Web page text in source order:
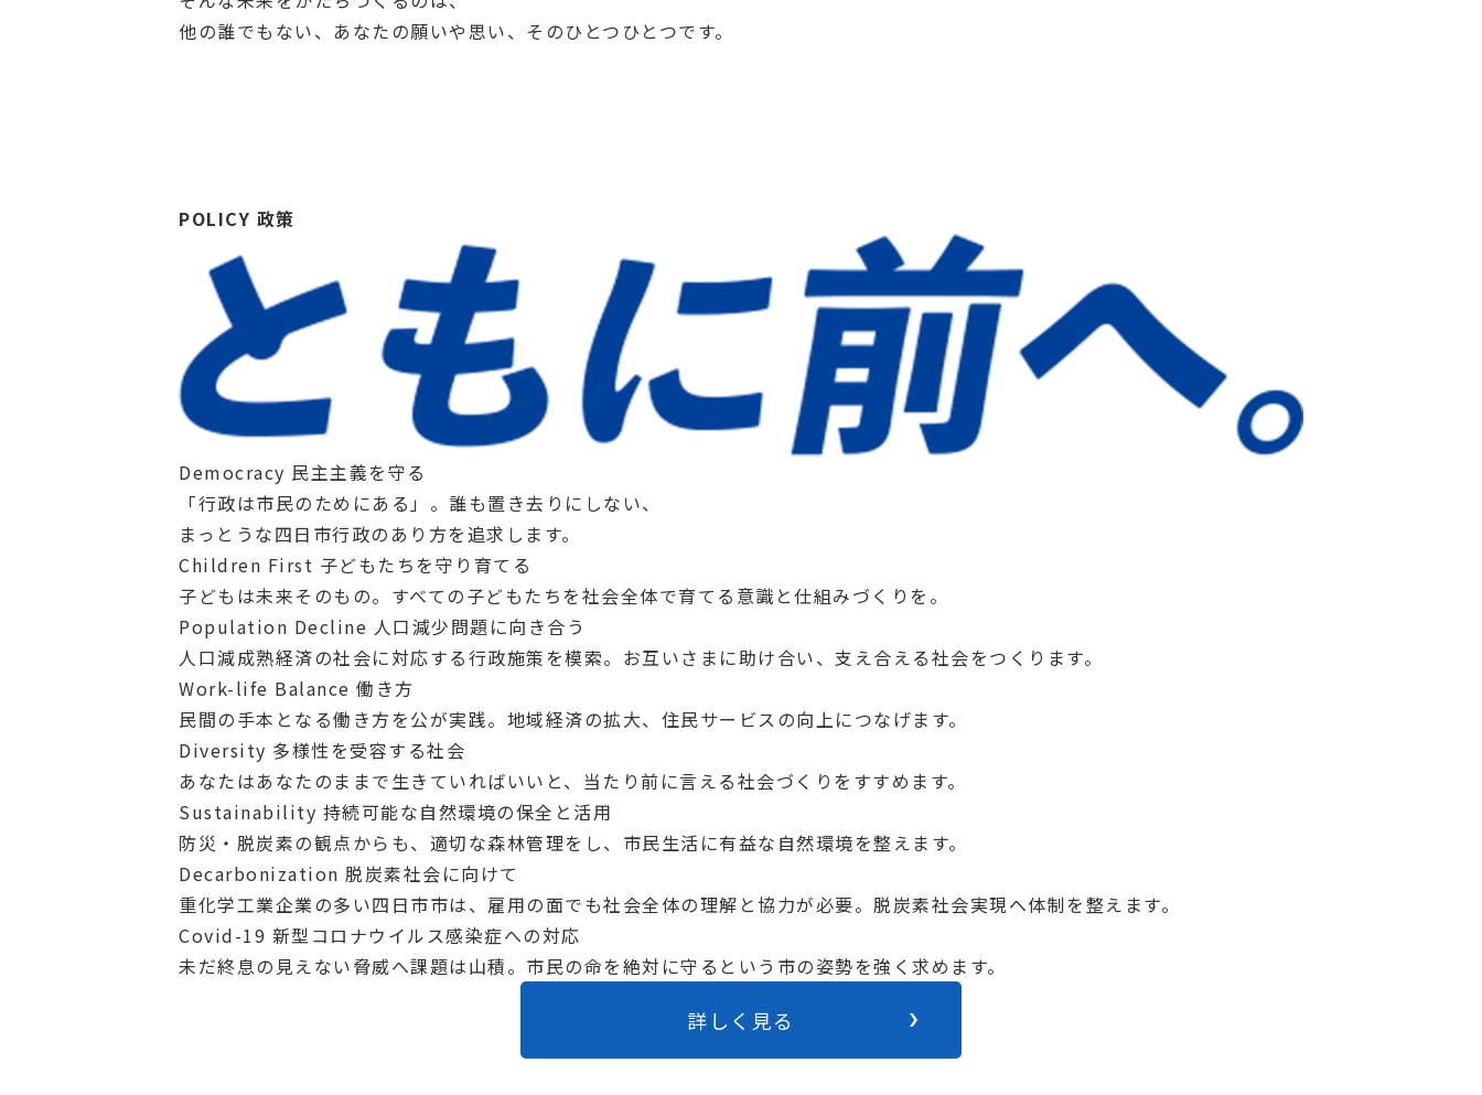
他の誰でもない、あなたの願いや思い、そのひとつひとつです。
POLICY 政策
Democracy 民主主義を守る
「行政は市民のためにある」。誰も置き去りにしない、
まっとうな四日市行政のあり方を追求します。
Children First 子どもたちを守り育てる
子どもは未来そのもの。すべての子どもたちを社会全体で育てる意識と仕組みづくりを。
Population Decline 人口減少問題に向き合う
人口減成熟経済の社会に対応する行政施策を模索。お互いさまに助け合い、支え合える社会をつくります。
Work-life Balance 働き方
民間の手本となる働き方を公が実践。地域経済の拡大、住民サービスの向上につなげます。
Diversity 多様性を受容する社会
あなたはあなたのままで生きていればいいと、当たり前に言える社会づくりをすすめます。
Sustainability 持続可能な自然環境の保全と活用
防災・脱炭素の観点からも、適切な森林管理をし、市民生活に有益な自然環境を整えます。
Decarbonization 脱炭素社会に向けて
重化学工業企業の多い四日市市は、雇用の面でも社会全体の理解と協力が必要。脱炭素社会実現へ体制を整えます。
Covid-19 新型コロナウイルス感染症への対応
未だ終息の見えない脅威へ課題は山積。市民の命を絶対に守るという市の姿勢を強く求めます。
詳しく見る